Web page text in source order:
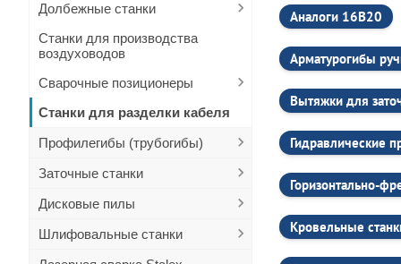
Долбежные станки
Станки для производства
воздуховодов
Сварочные позиционеры
Станки для разделки кабеля
Профилегибы (трубогибы)
Заточные станки
Дисковые пилы
Шлифовальные станки
Гильотинные
Каждая модель
как на крупных
Преимущества
Надёжность и
комплектующие,
где простои
Высокая
Промышленные
Аналоги 16В20
Арматурогибы
Вытяжки для
Гидравлические
Горизонтально-
Кровельные